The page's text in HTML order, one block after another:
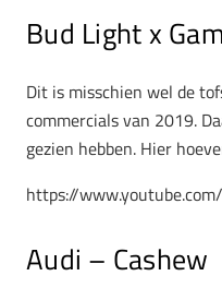
Bud Light x
Dit is misschien wel de
commercials van 2019.
gezien hebben. Hier
https://
Audi – Cashew